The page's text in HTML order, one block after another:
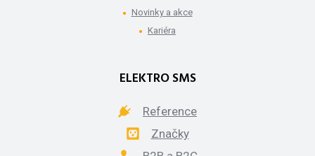
Novinky a akce
Kariéra
ELEKTRO SMS
Reference
Značky